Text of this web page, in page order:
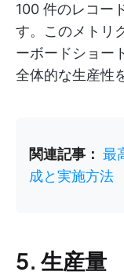
100 件のレコー
す。このメトリ
ーボードショー
全体的な生産性
関連記事： 最
成と実施方法
5. 生産量